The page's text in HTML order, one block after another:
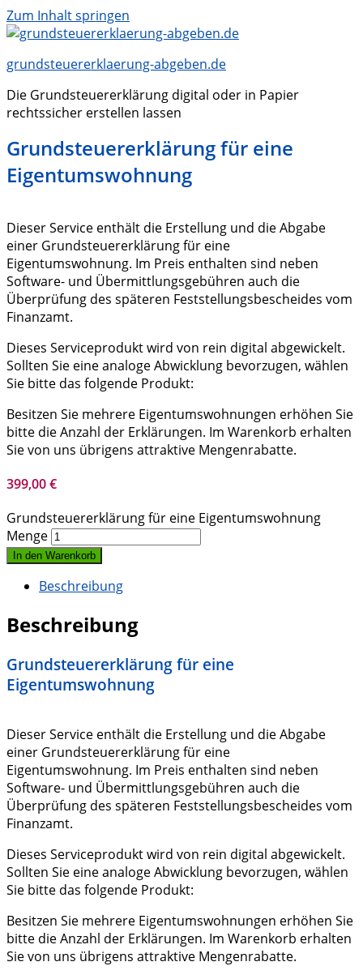
Zum Inhalt springen
grundsteuererklaerung-abgeben.de
Die Grundsteuererklärung digital oder in Papier
rechtssicher erstellen lassen
Grundsteuererklärung für eine
Eigentumswohnung
Dieser Service enthält die Erstellung und die Abgabe
einer Grundsteuererklärung für eine
Eigentumswohnung. Im Preis enthalten sind neben
Software- und Übermittlungsgebühren auch die
Überprüfung des späteren Feststellungsbescheides vom
Finanzamt.
Dieses Serviceprodukt wird von rein digital abgewickelt.
Sollten Sie eine analoge Abwicklung bevorzugen, wählen
Sie bitte das folgende Produkt:
Besitzen Sie mehrere Eigentumswohnungen erhöhen Sie
bitte die Anzahl der Erklärungen. Im Warenkorb erhalten
Sie von uns übrigens attraktive Mengenrabatte.
399,00€
Grundsteuererklärung für eine Eigentumswohnung
Menge
In den Warenkorb
Beschreibung
Beschreibung
Grundsteuererklärung für eine
Eigentumswohnung
Dieser Service enthält die Erstellung und die Abgabe
einer Grundsteuererklärung für eine
Eigentumswohnung. Im Preis enthalten sind neben
Software- und Übermittlungsgebühren auch die
Überprüfung des späteren Feststellungsbescheides vom
Finanzamt.
Dieses Serviceprodukt wird von rein digital abgewickelt.
Sollten Sie eine analoge Abwicklung bevorzugen, wählen
Sie bitte das folgende Produkt:
Besitzen Sie mehrere Eigentumswohnungen erhöhen Sie
bitte die Anzahl der Erklärungen. Im Warenkorb erhalten
Sie von uns übrigens attraktive Mengenrabatte.